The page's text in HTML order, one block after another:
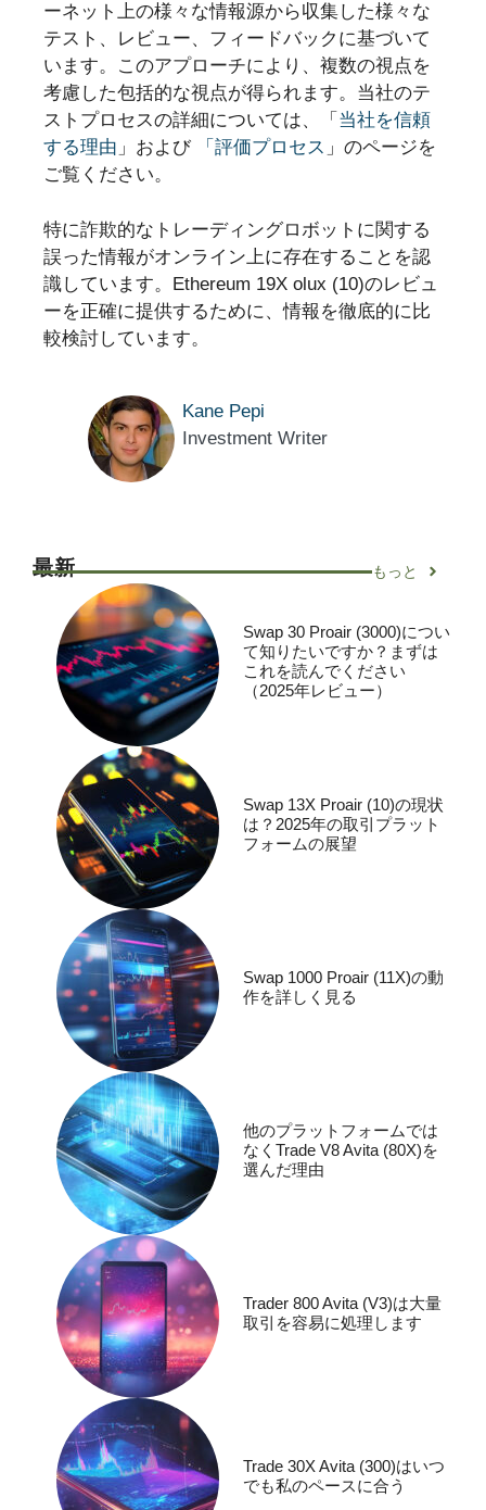
ーネット上の様々な情報源から収集した様々な
テスト、レビュー、フィードバックに基づいて
います。このアプローチにより、複数の視点を
考慮した包括的な視点が得られます。当社のテ
ストプロセスの詳細については、「 当社を信頼
する理由 」および 「評価プロセス 」のページを
ご覧ください。
特に詐欺的なトレーディングロボットに関する
誤った情報がオンライン上に存在することを認
識しています。Ethereum 19X olux (10)のレビュ
ーを正確に提供するために、情報を徹底的に比
較検討しています。
Kane Pepi
Investment Writer
最新 もっと
Swap 30 Proair (3000)につい
て知りたいですか？まずは
これを読んでください
（2025年レビュー）
Swap 13X Proair (10)の現状
は？2025年の取引プラット
フォームの展望
Swap 1000 Proair (11X)の動
作を詳しく見る
他のプラットフォームでは
なくTrade V8 Avita (80X)を
選んだ理由
Trader 800 Avita (V3)は大量
取引を容易に処理します
Trade 30X Avita (300)はいつ
でも私のペースに合う